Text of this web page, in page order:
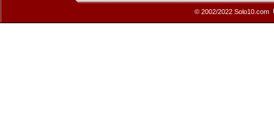
© 2002/2022 Solo10.com